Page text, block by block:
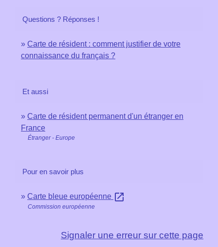
Questions ? Réponses !
Carte de résident : comment justifier de votre
connaissance du français ?
Et aussi
Carte de résident permanent d'un étranger en
France
Étranger - Europe
Pour en savoir plus
Carte bleue européenne open_in_new
Commission européenne
Signaler une erreur sur cette page